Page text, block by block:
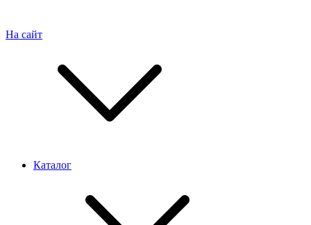
На сайт
Каталог